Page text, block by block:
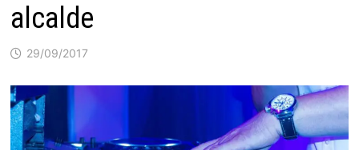
alcalde
29/09/2017